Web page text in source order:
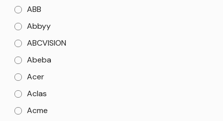
ABB
Abbyy
ABCVISION
Abeba
Acer
Aclas
Acme